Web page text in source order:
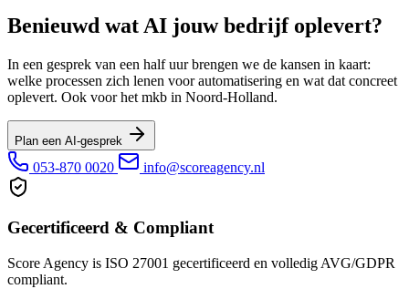
Benieuwd wat AI jouw bedrijf oplevert?
In een gesprek van een half uur brengen we de kansen in kaart:
welke processen zich lenen voor automatisering en wat dat concreet
oplevert. Ook voor het mkb in Noord-Holland.
Plan een AI-gesprek
053-870 0020 info@scoreagency.nl
Gecertificeerd & Compliant
Score Agency is ISO 27001 gecertificeerd en volledig AVG/GDPR
compliant.